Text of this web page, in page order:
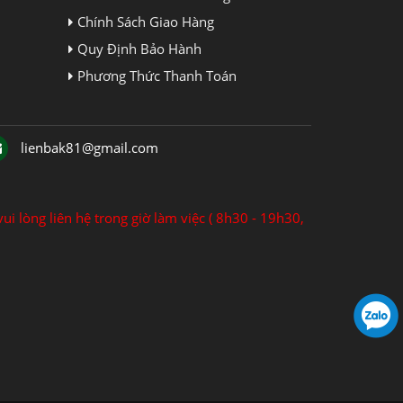
Chính Sách Giao Hàng
Quy Định Bảo Hành
Phương Thức Thanh Toán
lienbak81@gmail.com
lòng liên hệ trong giờ làm việc ( 8h30 - 19h30,